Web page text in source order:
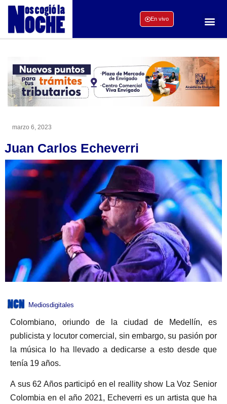
En vivo
marzo 6, 2023
Juan Carlos Echeverri
Mediosdigitales
Colombiano, oriundo de la ciudad de Medellín, es
publicista y locutor comercial, sin embargo, su pasión por
la música lo ha llevado a dedicarse a esto desde que
tenía 19 años.
A sus 62 Años participó en el reallity show La Voz Senior
Colombia en el año 2021, Echeverri es un artista que ha